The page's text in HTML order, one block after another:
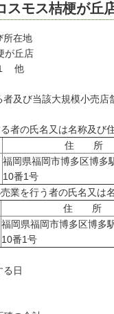
スモス桔梗が丘
在地
が丘店
他
及び当該大規模小売店
者の氏名又は名称及び
住 所
福岡県福岡市博多区博多
10番1号
業を行う者の氏名又は
住 所
福岡県福岡市博多区博多
10番1号
日